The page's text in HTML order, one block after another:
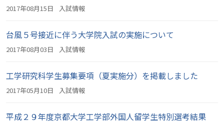
2017年08月15日 入試情報
台風５号接近に伴う大学院入試の実施について
2017年08月03日 入試情報
工学研究科学生募集要項（夏実施分）を掲載しました
2017年05月10日 入試情報
平成２９年度京都大学工学部外国人留学生特別選考結果